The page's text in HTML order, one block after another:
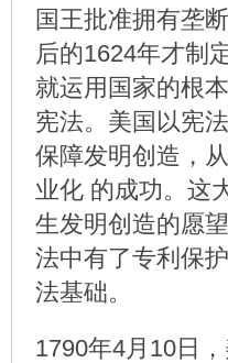
国王批准拥有垄
后的1624年才制
就运用国家的根
宪法。美国以宪
保障发明创造，
业化 的成功。这
生发明创造的愿
法中有了专利保
法基础。
1790年4月10日